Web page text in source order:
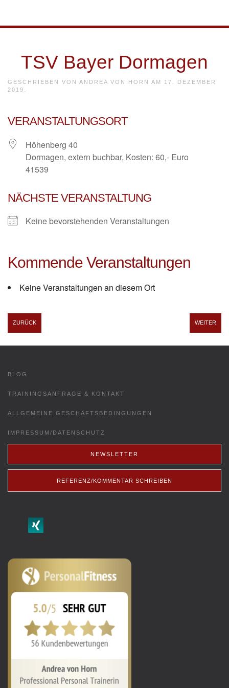
Skip to main content
TSV Bayer Dormagen
GESCHRIEBEN VON ANDREA VON HORN AM 17. DEZEMBER
2019
VERANSTALTUNGSORT
Höhenberg 40
Dormagen, extern buchbar, Kosten: 60,- Euro
41539
NÄCHSTE VERANSTALTUNG
Keine bevorstehenden Veranstaltungen
Kommende Veranstaltungen
Keine Veranstaltungen an diesem Ort
ZURÜCK WEITER
BLOG
TRAININGSANFRAGE & KONTAKT
ALLGEMEINE GESCHÄFTSBEDINGUNGEN
IMPRESSUM/DATENSCHUTZ
NEWSLETTER
REFERENZ/KOMMENTAR SCHREIBEN